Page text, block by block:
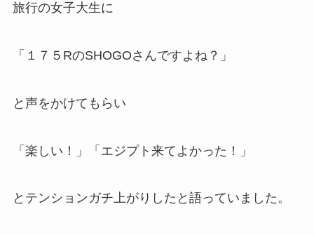
旅行の女子大生に
「１７５RのSHOGOさんですよね？」
と声をかけてもらい
「楽しい！」「エジプト来てよかった！」
とテンションガチ上がりしたと語っていました。